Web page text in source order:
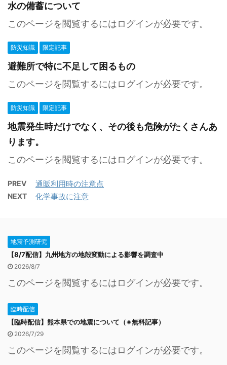
水の備蓄について
このページを閲覧するにはログインが必要です。
防災知識 限定記事
避難所で特に不足して困るもの
このページを閲覧するにはログインが必要です。
防災知識 限定記事
地震発生時だけでなく、その後も危険がたくさんあ
ります。
このページを閲覧するにはログインが必要です。
PREV 通販利用時の注意点
NEXT 化学事故に注意
地震予測研究
【8/7配信】九州地方の地殻変動による影響を調査中
2026/8/7
このページを閲覧するにはログインが必要です。
臨時配信
【臨時配信】熊本県での地震について（※無料記事）
2026/7/29
このページを閲覧するにはログインが必要です。